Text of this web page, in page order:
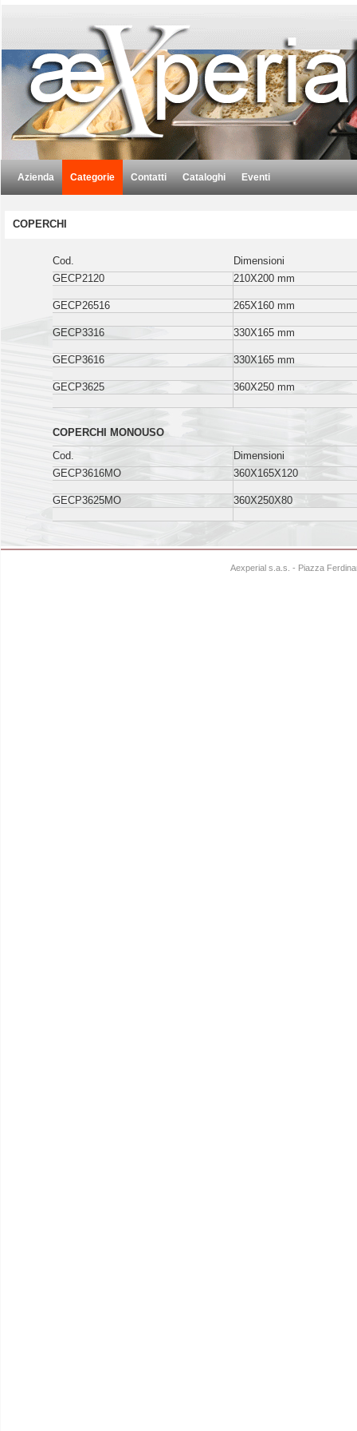
Azienda Categorie Contatti Cataloghi Eventi
COPERCHI
Cod.
Dimensioni
GECP2120
210X200 mm
GECP26516 265X160 mm
GECP3316 330X165 mm
GECP3616 330X165 mm
GECP3625 360X250 mm
COPERCHI MONOUSO
Cod.
Dimensioni
GECP3616MO
360X165X120
GECP3625MO 360X250X80
Aexperial s.a.s. - Piazza